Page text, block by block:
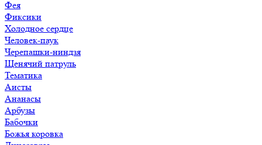
Фея
Фиксики
Холодное сердце
Человек-паук
Черепашки-ниндзя
Щенячий патруль
Тематика
Аисты
Ананасы
Арбузы
Бабочки
Божья коровка